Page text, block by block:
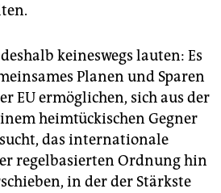
keineswegs lauten: Es
Planen und Sparen
EU ermöglichen, sich aus der
heimtückischen Gegner
das internationale
regelbasierten Ordnung hin
in der der Stärkste